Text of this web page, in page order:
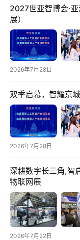
电
商
服
务
境
电
商
电
专
栏
会
议
展
2027世亚智博会·
展）
2026年7月28日
双季启幕，智耀京
2026年7月28日
深耕数字长三角,智
物联网展
2026年7月22日